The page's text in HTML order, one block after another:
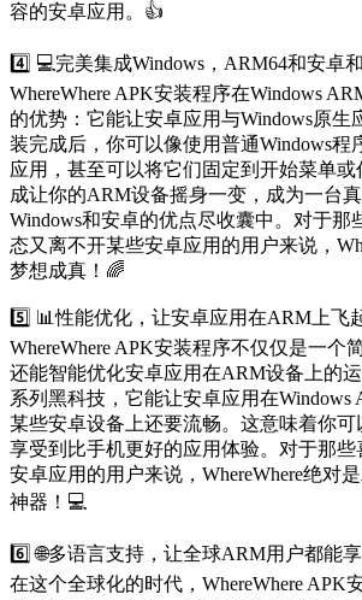
容的安卓应用。👍
4️⃣ 💻完美集成Windows，ARM64和安卓
WhereWhere APK安装程序在Windows
的优势：它能让安卓应用与Windows原生
装完成后，你可以像使用普通Windows程
应用，甚至可以将它们固定到开始菜单
成让你的ARM设备摇身一变，成为一台
Windows和安卓的优点尽收囊中。对于那
态又离不开某些安卓应用的用户来说，
梦想成真！🌈
5️⃣ 📊性能优化，让安卓应用在ARM上飞
WhereWhere APK安装程序不仅仅是一个
还能智能优化安卓应用在ARM设备上的
系列黑科技，它能让安卓应用在Windows
某些安卓设备上还要流畅。这意味着你
享受到比手机更好的应用体验。对于那些
安卓应用的用户来说，WhereWhere绝对
神器！💻
6️⃣ 🌐多语言支持，让全球ARM用户都能
在这个全球化的时代，WhereWhere APK